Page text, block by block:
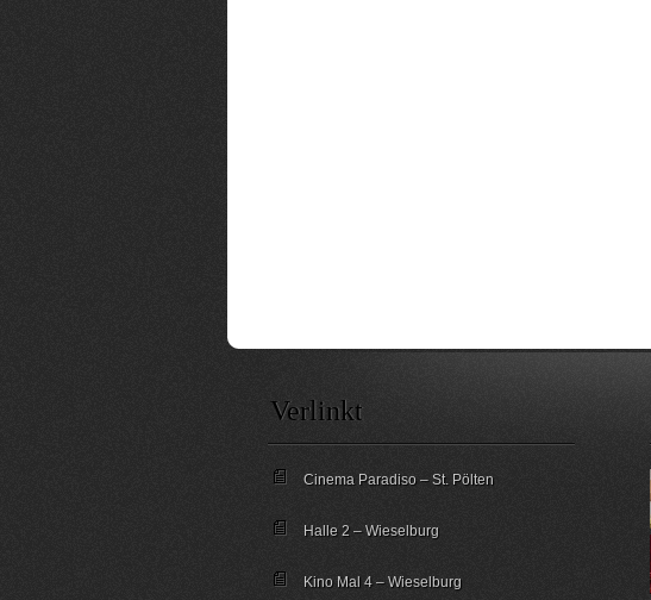
Verlinkt
Cinema Paradiso – St. Pölten
Halle 2 – Wieselburg
Kino Mal 4 – Wieselburg